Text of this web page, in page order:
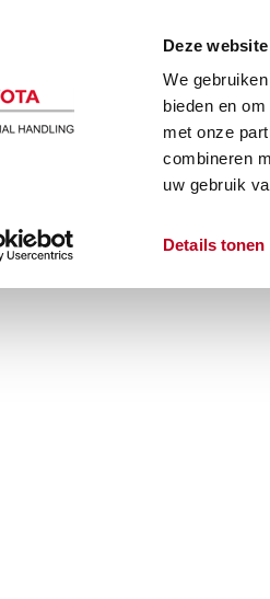
Deze
We
bieden en
met onze
combineren
uw gebruik
Details tonen
Magazijn en heftrucks
Smalle gangen truck
BT Vector